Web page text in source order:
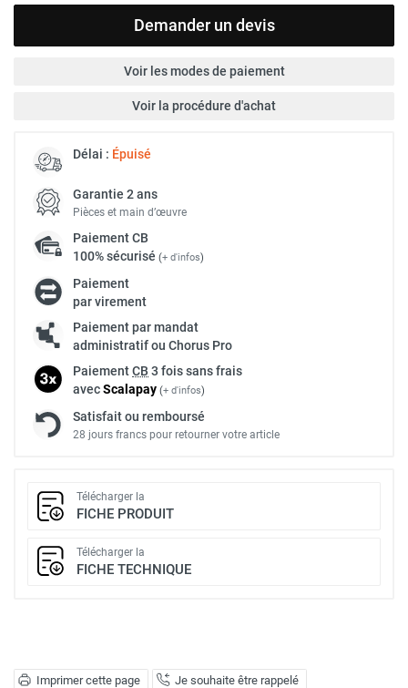
Imprimer cette page Je souhaite être rappelé
Demander un devis
Voir les modes de paiement
Voir la procédure d'achat
Délai : Épuisé
Garantie 2 ans
Pièces et main d’œuvre
PaiementCB
100% sécurisé (+ d'infos)
Paiement
par virement
Paiement par mandat
administratif ou Chorus Pro
PaiementCB 3 fois sans frais
avecScalapay (+ d'infos)
Satisfait ou remboursé
28 jours francs pour retourner votre article
Télécharger la
FICHE PRODUIT
Télécharger la
FICHE TECHNIQUE